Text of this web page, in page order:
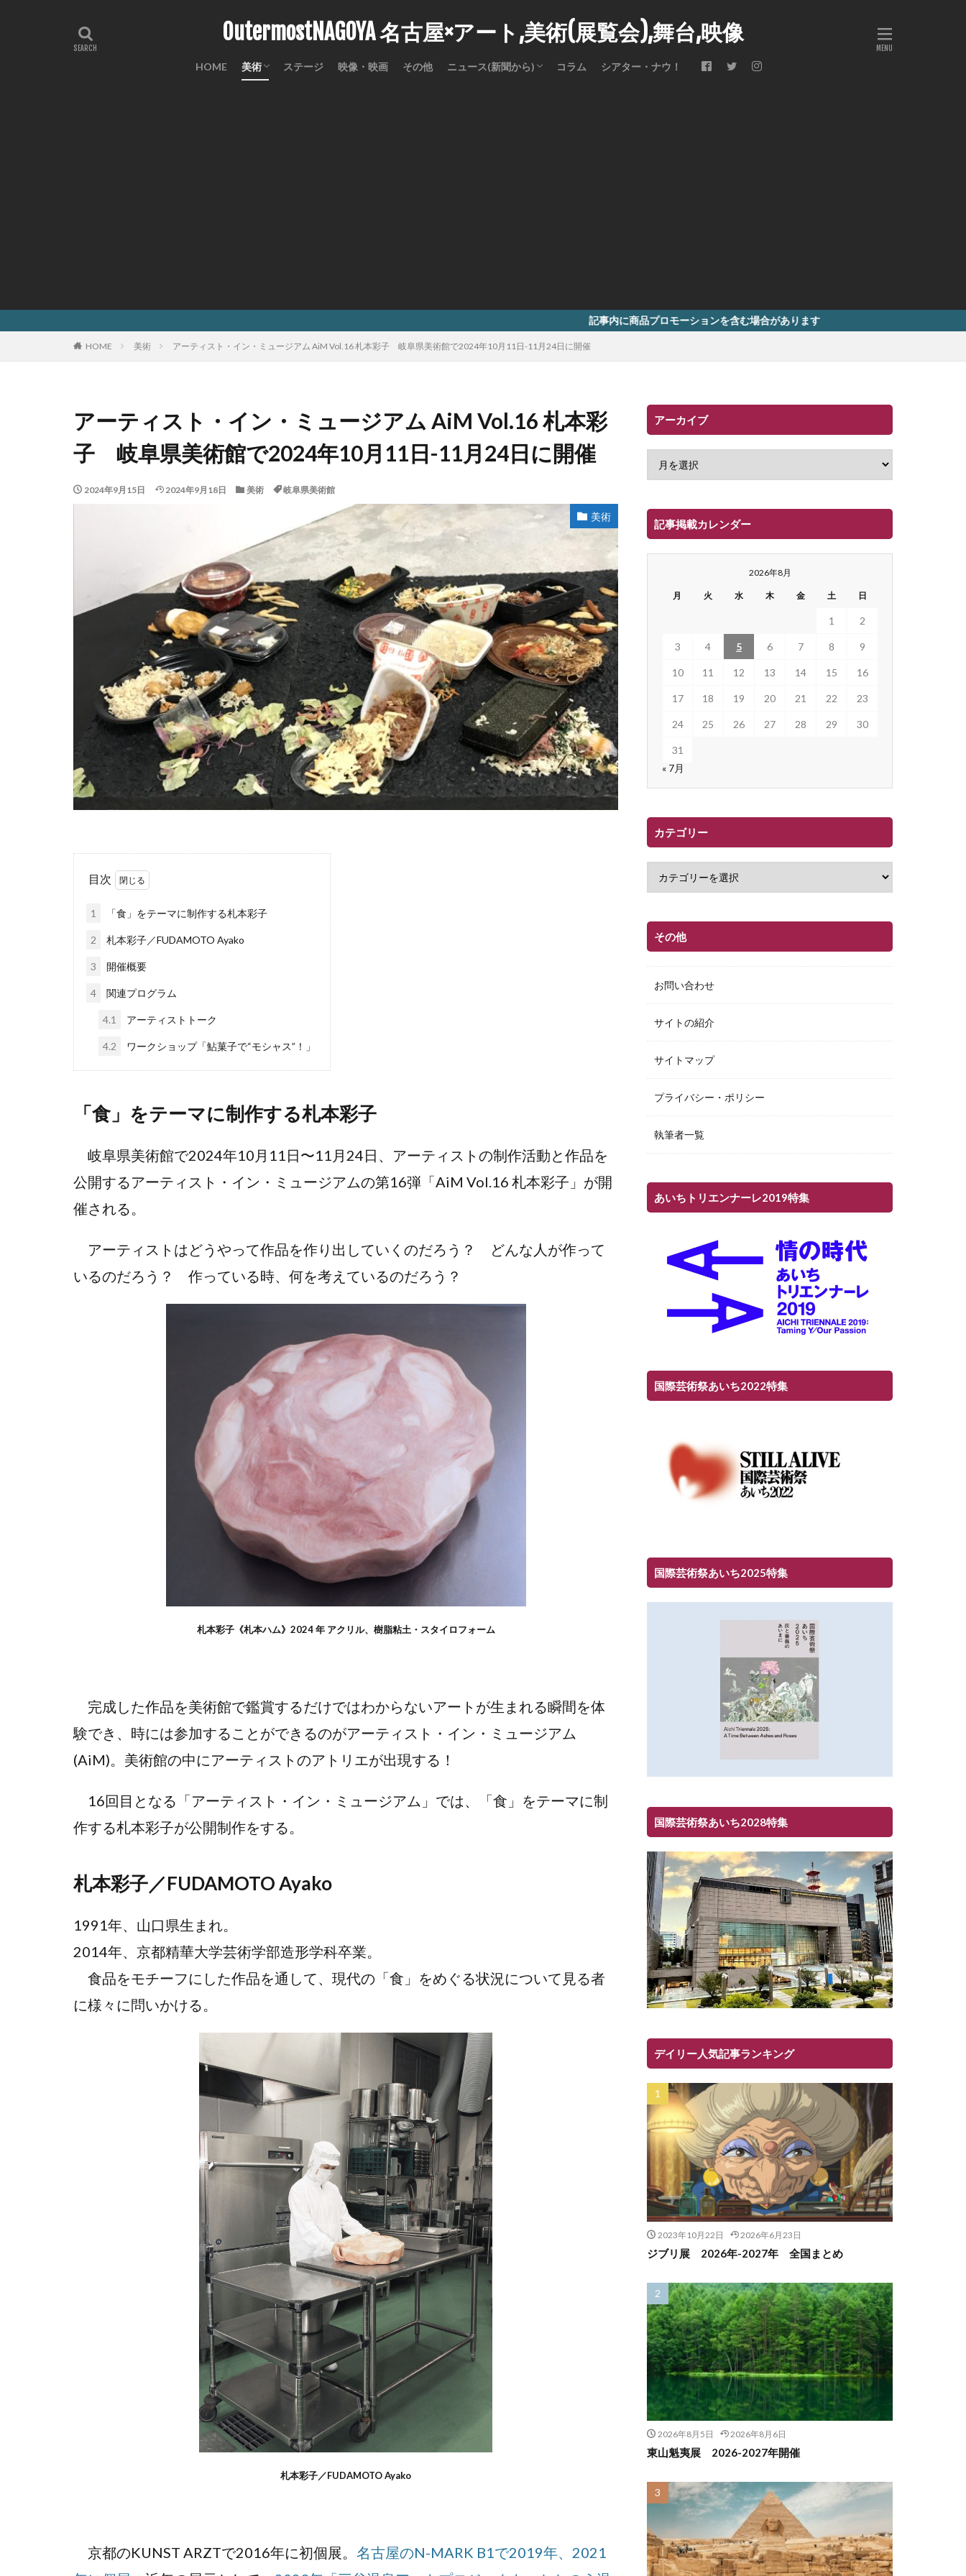
OutermostNAGOYA 名古屋×アート,美術(展覧会),舞台,映像
HOME 美術 ステージ 映像・映画 その他 ニュース(新聞から) コラム シアター・ナウ！
記事内に商品プロモーションを含む場合があります
HOME 美術 アーティスト・イン・ミュージアム AiM Vol.16 札本彩子 岐阜県美術館で2024年10月11日-11月24日に開催
アーティスト・イン・ミュージアム AiM Vol.16 札本彩
子 岐阜県美術館で2024年10月11日-11月24日に開催
2024年9月15日 2024年9月18日 美術 岐阜県美術館
美術
目次
1 「食」をテーマに制作する札本彩子
2 札本彩子／FUDAMOTO Ayako
3 開催概要
4 関連プログラム
4.1 アーティストトーク
4.2 ワークショップ「鮎菓子で“モシャス”！」
「食」をテーマに制作する札本彩子
岐阜県美術館で2024年10月11日〜11月24日、アーティストの制作活動と作品を
公開するアーティスト・イン・ミュージアムの第16弾「AiM Vol.16 札本彩子」が開
催される。
アーティストはどうやって作品を作り出していくのだろう？ どんな人が作って
いるのだろう？ 作っている時、何を考えているのだろう？
札本彩子《札本ハム》2024 年 アクリル、樹脂粘土・スタイロフォーム
完成した作品を美術館で鑑賞するだけではわからないアートが生まれる瞬間を体
験でき、時には参加することができるのがアーティスト・イン・ミュージアム
(AiM)。美術館の中にアーティストのアトリエが出現する！
16回目となる「アーティスト・イン・ミュージアム」では、「食」をテーマに制
作する札本彩子が公開制作をする。
札本彩子／FUDAMOTO Ayako
1991年、山口県生まれ。
2014年、京都精華大学芸術学部造形学科卒業。
食品をモチーフにした作品を通して、現代の「食」をめぐる状況について見る者
に様々に問いかける。
札本彩子／FUDAMOTO Ayako
京都のKUNST ARZTで2016年に初個展。 名古屋のN-MARK B1で2019年、2021
アーカイブ
記事掲載カレンダー
2026年8月
月 火 水 木 金 土 日
1 2
3 4 5 6 7 8 9
10 11 12 13 14 15 16
17 18 19 20 21 22 23
24 25 26 27 28 29 30
31
« 7月
カテゴリー
その他
お問い合わせ
サイトの紹介
サイトマップ
プライバシー・ポリシー
執筆者一覧
あいちトリエンナーレ2019特集
国際芸術祭あいち2022特集
国際芸術祭あいち2025特集
国際芸術祭あいち2028特集
デイリー人気記事ランキング
2023年10月22日 2026年6月23日
ジブリ展 2026年-2027年 全国まとめ
2026年8月5日 2026年8月6日
東山魁夷展 2026-2027年開催